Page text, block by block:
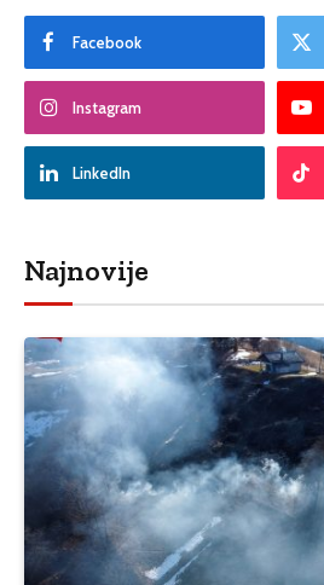
Facebook
Instagram
LinkedIn
Najnovije